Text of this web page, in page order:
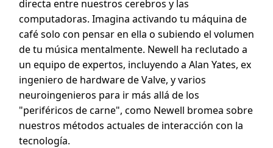
directa entre nuestros cerebros y las
computadoras. Imagina activando tu máquina de
café solo con pensar en ella o subiendo el volumen
de tu música mentalmente. Newell ha reclutado a
un equipo de expertos, incluyendo a Alan Yates, ex
ingeniero de hardware de Valve, y varios
neuroingenieros para ir más allá de los
"periféricos de carne", como Newell bromea sobre
nuestros métodos actuales de interacción con la
tecnología.